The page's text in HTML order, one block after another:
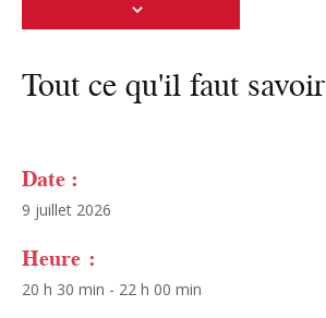
Tout ce qu'il faut savoir
Date :
9 juillet 2026
Heure :
20 h 30 min - 22 h 00 min